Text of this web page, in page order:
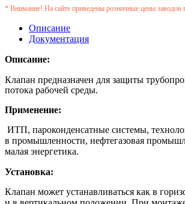
* Внимание! На сайте приведены розничные цены заводов
Описание
Документация
Описание:
Клапан предназначен для защиты
потока рабочей среды.
Применение:
ИТП, пароконденсатные системы,
в промышленности, нефтегазовая
малая энергетика.
Установка:
Клапан может устанавливаться как в